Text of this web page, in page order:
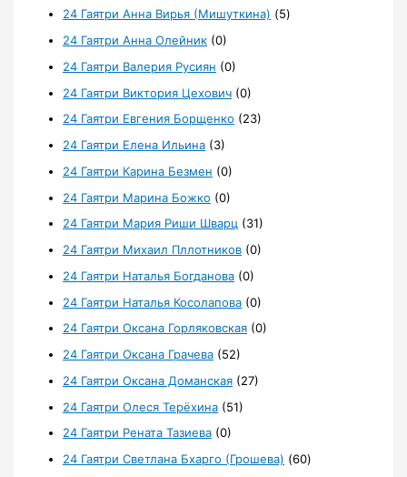
24 Гаятри Анна Вирья (Мишуткина) (5)
24 Гаятри Анна Олейник (0)
24 Гаятри Валерия Русиян (0)
24 Гаятри Виктория Цехович (0)
24 Гаятри Евгения Борщенко (23)
24 Гаятри Елена Ильина (3)
24 Гаятри Карина Безмен (0)
24 Гаятри Марина Божко (0)
24 Гаятри Мария Риши Шварц (31)
24 Гаятри Михаил Пллотников (0)
24 Гаятри Наталья Богданова (0)
24 Гаятри Наталья Косолапова (0)
24 Гаятри Оксана Горляковская (0)
24 Гаятри Оксана Грачева (52)
24 Гаятри Оксана Доманская (27)
24 Гаятри Олеся Терёхина (51)
24 Гаятри Рената Тазиева (0)
24 Гаятри Светлана Бхарго (Грошева) (60)